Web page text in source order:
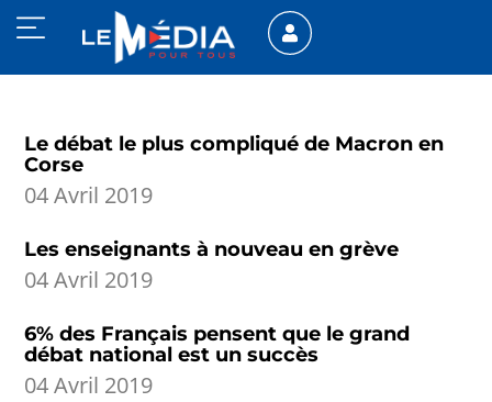
Le débat le plus compliqué de Macron en
Corse
04 Avril 2019
Les enseignants à nouveau en grève
04 Avril 2019
6% des Français pensent que le grand
débat national est un succès
04 Avril 2019